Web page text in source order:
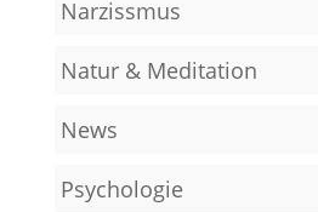
Narzissmus
Natur & Meditation
News
Psychologie